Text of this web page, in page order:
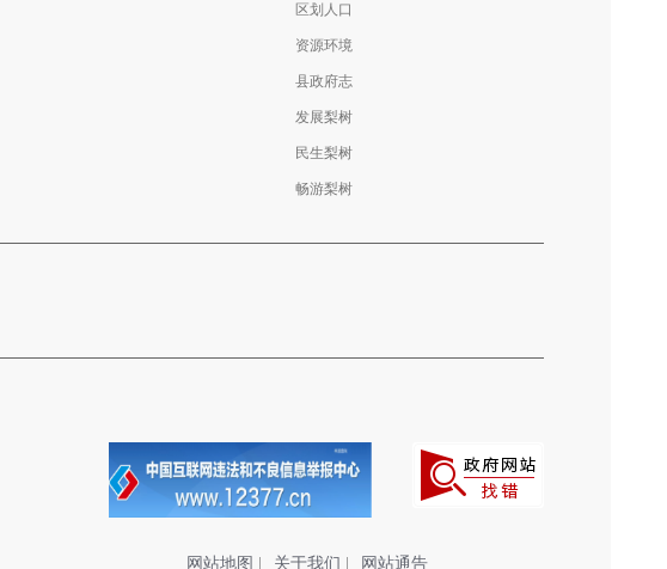
区划人口
资源环境
县政府志
发展梨树
民生梨树
畅游梨树
网站地图
关于我们 网站通告